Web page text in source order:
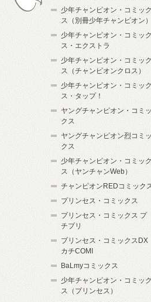
少年チャンピオン・コミック
ス（別冊少年チャンピオン）
少年チャンピオン・コミック
ス・エクストラ
少年チャンピオン・コミック
ス（チャンピオンクロス）
少年チャンピオン・コミック
ス・タップ！
ヤングチャンピオン・コミッ
クス
ヤングチャンピオン烈コミッ
クス
少年チャンピオン・コミック
ス（ヤンチャンWeb）
チャンピオンREDコミック
プリンセス・コミックス
プリンセス・コミックス プ
チプリ
プリンセス・コミックスDX
カチCOMI
BaLmyコミックス
少年チャンピオン・コミック
ス（プリンセス）